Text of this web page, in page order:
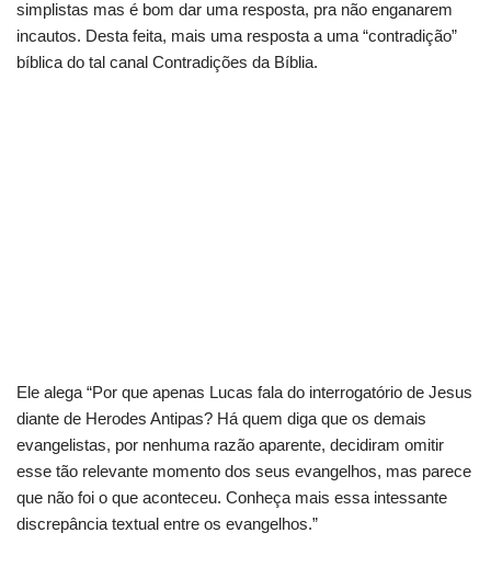
simplistas mas é bom dar uma resposta, pra não enganarem
incautos. Desta feita, mais uma resposta a uma “contradição”
bíblica do tal canal Contradições da Bíblia.
Ele alega “Por que apenas Lucas fala do interrogatório de Jesus
diante de Herodes Antipas? Há quem diga que os demais
evangelistas, por nenhuma razão aparente, decidiram omitir
esse tão relevante momento dos seus evangelhos, mas parece
que não foi o que aconteceu. Conheça mais essa intessante
discrepância textual entre os evangelhos.”